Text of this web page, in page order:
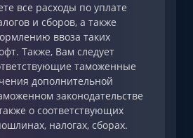
все расходы по уплате
и сборов, а также
ввоза таких
Также, Вам следует
таможенные
дополнительной
законодательстве
о соответствующих
налогах, сборах.